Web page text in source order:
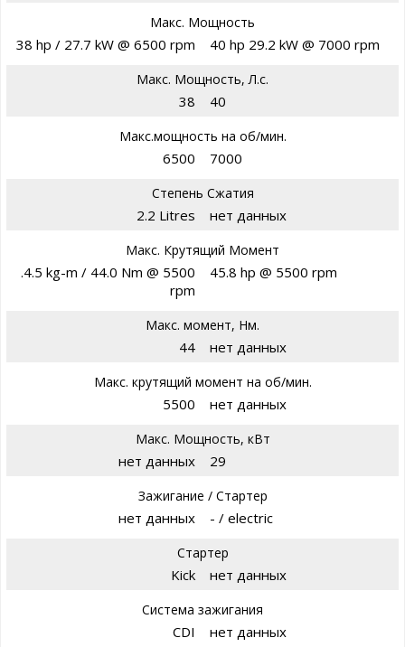
Макс. Мощность
38 hp / 27.7 kW @ 6500 rpm 40 hp 29.2 kW @ 7000 rpm
Макс. Мощность, Л.с.
38 40
Макс.мощность на об/мин.
6500 7000
Степень Сжатия
2.2 Litres нет данных
Макс. Крутящий Момент
.4.5 kg-m / 44.0 Nm @ 5500
rpm
45.8 hp @ 5500 rpm
Макс. момент, Нм.
44 нет данных
Макс. крутящий момент на об/мин.
5500 нет данных
Макс. Мощность, кВт
нет данных 29
Зажигание / Стартер
нет данных - / electric
Стартер
Kick нет данных
Система зажигания
CDI нет данных